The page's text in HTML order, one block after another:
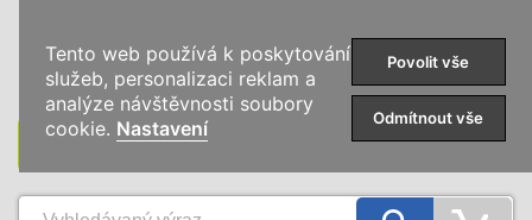
KATEGORIE
Tento web používá k poskytování
služeb, personalizaci reklam a
analýze návštěvnosti soubory
cookie. Nastavení
Povolit vše
Odmítnout vše